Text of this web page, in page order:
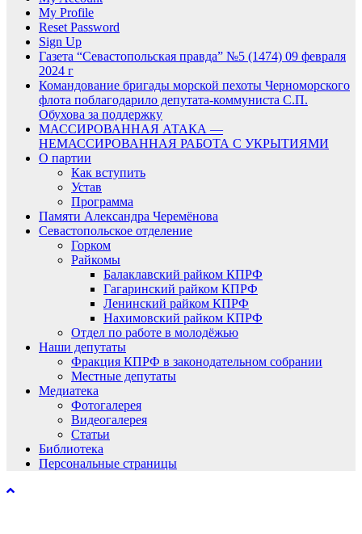
My Profile
Reset Password
Sign Up
Газета “Севастопольская правда” №5 (1474) 09 февраля
2024 г
Командование бригады морской пехоты Черноморского
флота поблагодарило депутата-коммуниста С.П.
Обухова за поддержку
МАССИРОВАННАЯ АТАКА —
НЕМАССИРОВАННАЯ РАБОТА С УКРЫТИЯМИ
О партии
Как вступить
Устав
Программа
Памяти Александра Черемёнова
Севастопольское отделение
Горком
Райкомы
Балаклавский райком КПРФ
Гагаринский райком КПРФ
Ленинский райком КПРФ
Нахимовский райком КПРФ
Отдел по работе в молодёжью
Наши депутаты
Фракция КПРФ в законодательном собрании
Местные депутаты
Медиатека
Фотогалерея
Видеогалерея
Статьи
Библиотека
Персональные страницы